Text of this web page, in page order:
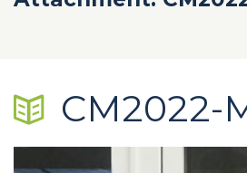
CM2022-